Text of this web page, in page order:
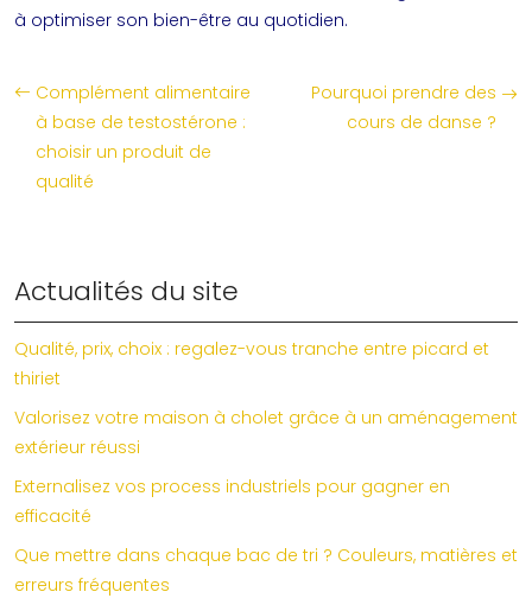
à optimiser son bien-être au quotidien.
Complément alimentaire
à base de testostérone :
choisir un produit de
qualité
Pourquoi prendre des
cours de danse ?
Actualités du site
Qualité, prix, choix : regalez-vous tranche entre picard et
thiriet
Valorisez votre maison à cholet grâce à un aménagement
extérieur réussi
Externalisez vos process industriels pour gagner en
efficacité
Que mettre dans chaque bac de tri ? Couleurs, matières et
erreurs fréquentes